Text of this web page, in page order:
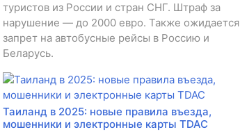
туристов из России и стран СНГ. Штраф за
нарушение — до 2000 евро. Также ожидается
запрет на автобусные рейсы в Россию и
Беларусь.
Таиланд в 2025: новые правила въезда,
мошенники и электронные карты TDAC